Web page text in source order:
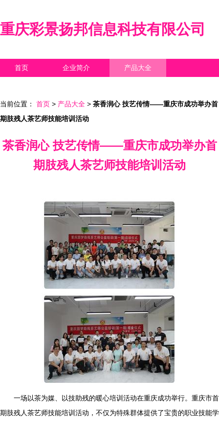
重庆彩景扬邦信息科技有限公司
首页 企业简介 产品大全
当前位置： 首页 > 产品大全 > 茶香润心 技艺传情——重庆市成功举办首
期肢残人茶艺师技能培训活动
茶香润心 技艺传情——重庆市成功举办首
期肢残人茶艺师技能培训活动
一场以茶为媒、以技助残的暖心培训活动在重庆成功举行。重庆市首
期肢残人茶艺师技能培训活动，不仅为特殊群体提供了宝贵的职业技能学